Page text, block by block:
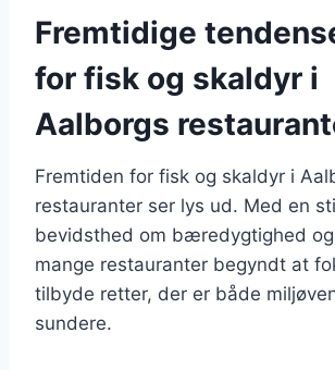
Fremtidige
for fisk og skaldyr i
Aalborgs
Fremtiden for fisk og skaldyr i
restauranter ser lys ud. Med en
bevidsthed om bæredygtighed
mange restauranter begyndt at
tilbyde retter, der er både
sundere.